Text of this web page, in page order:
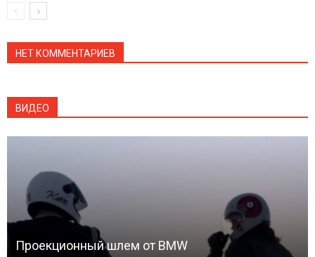
НЕТ КОММЕНТАРИЕВ
ВИДЕО
Проекционный шлем от BMW